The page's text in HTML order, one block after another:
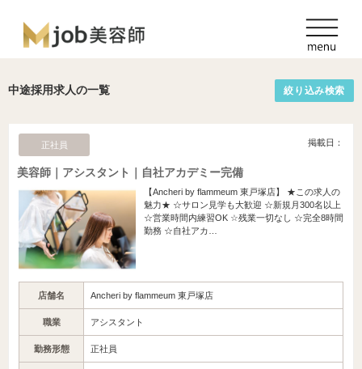
中途採用求人の一覧 絞り込み検索
正社員 掲載日：
美容師｜アシスタント｜自社アカデミー完備
【Ancheri by flammeum 東戸塚店】 ★この求人の
魅力★ ☆サロン見学も大歓迎 ☆新規月300名以上
☆営業時間内練習OK ☆残業一切なし ☆完全8時間
勤務 ☆自社アカ…
店舗名 Ancheri by flammeum 東戸塚店
職業 アシスタント
勤務形態 正社員